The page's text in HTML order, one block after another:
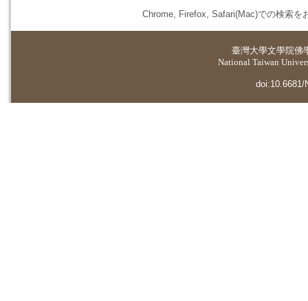
Chrome, Firefox, Safari(Mac)での検索を
臺灣大學文學院佛
National Taiwan
doi:10.6681/